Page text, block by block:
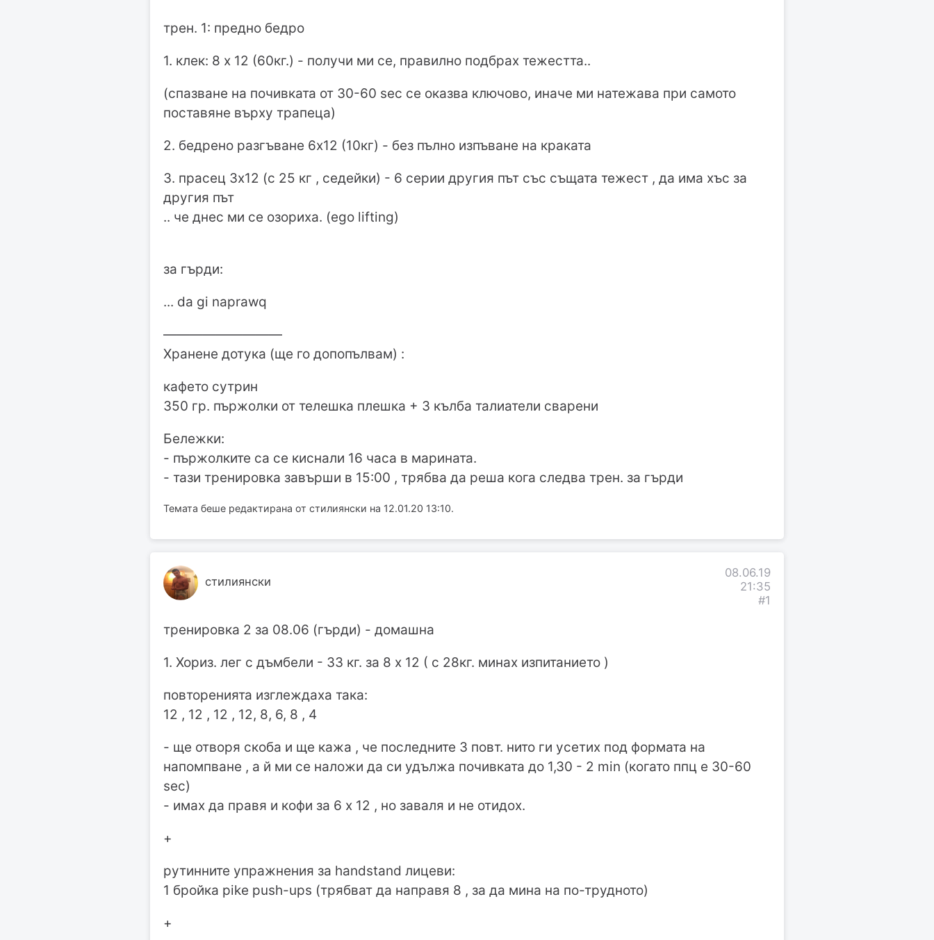
трен. 1: предно бедро
1. клек: 8 х 12 (60кг.) - получи ми се, правилно подбрах тежестта..
(спазване на почивката от 30-60 sec се оказва ключово, иначе ми натежава при самото
поставяне върху трапеца)
2. бедрено разгъване 6х12 (10кг) - без пълно изпъване на краката
3. прасец 3х12 (с 25 кг , седейки) - 6 серии другия път със същата тежест , да има хъс за
другия път
.. че днес ми се озориха. (ego lifting)
за гърди:
... da gi naprawq
—————————
Хранене дотука (ще го допопълвам) :
кафето сутрин
350 гр. пържолки от телешка плешка + 3 кълба талиатели сварени
Бележки:
- пържолките са се киснали 16 часа в марината.
- тази тренировка завърши в 15:00 , трябва да реша кога следва трен. за гърди
Темата беше редактирана от стилиянски на 12.01.20 13:10.
стилиянски
08.06.19
21:35
#1
тренировка 2 за 08.06 (гърди) - домашна
1. Хориз. лег с дъмбели - 33 кг. за 8 х 12 ( с 28кг. минах изпитанието )
повторенията изглеждаха така:
12 , 12 , 12 , 12, 8, 6, 8 , 4
- ще отворя скоба и ще кажа , че последните 3 повт. нито ги усетих под формата на
напомпване , а й ми се наложи да си удължа почивката до 1,30 - 2 min (когато ппц е 30-60
sec)
- имах да правя и кофи за 6 х 12 , но заваля и не отидох.
+
рутинните упражнения за handstand лицеви:
1 бройка pike push-ups (трябват да направя 8 , за да мина на по-трудното)
+